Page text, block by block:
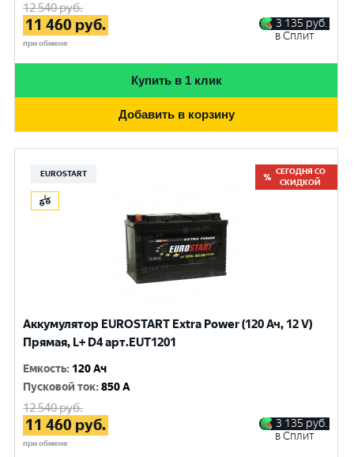
12 540руб.
11 460 руб.
при обмене
3 135 руб.
в Сплит
Купить в 1 клик
Добавить в корзину
EUROSTART
СЕГОДНЯ СО
СКИДКОЙ
Аккумулятор EUROSTART Extra Power (120 Ач, 12 V)
Прямая, L+ D4 арт.EUT1201
Емкость: 120 Ач
Пусковой ток:850 A
12 540руб.
11 460 руб.
при обмене
3 135 руб.
в Сплит